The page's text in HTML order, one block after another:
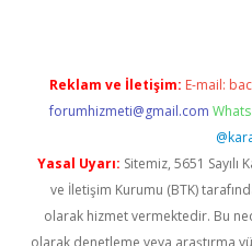
Reklam ve İletişim: E-mail:
forumhizmeti@gmail.com
Yasal Uyarı: Sitemiz, 5651
ve İletişim Kurumu (BTK)
olarak hizmet vermektedir. Bu
olarak denetleme veya araştırma